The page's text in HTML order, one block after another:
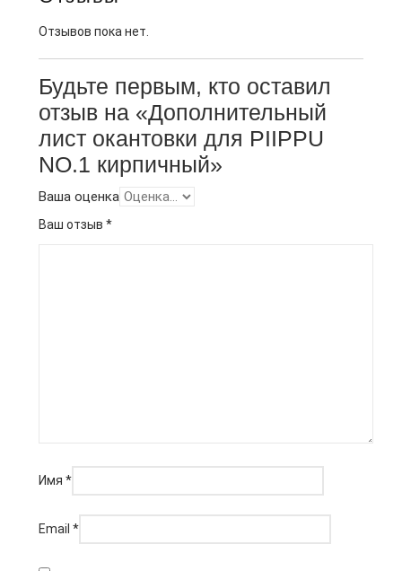
Отзывов пока нет.
Будьте первым, кто оставил
отзыв на «Дополнительный
лист окантовки для PIIPPU
NO.1 кирпичный»
Ваша оценка
Ваш отзыв *
Имя *
Email *